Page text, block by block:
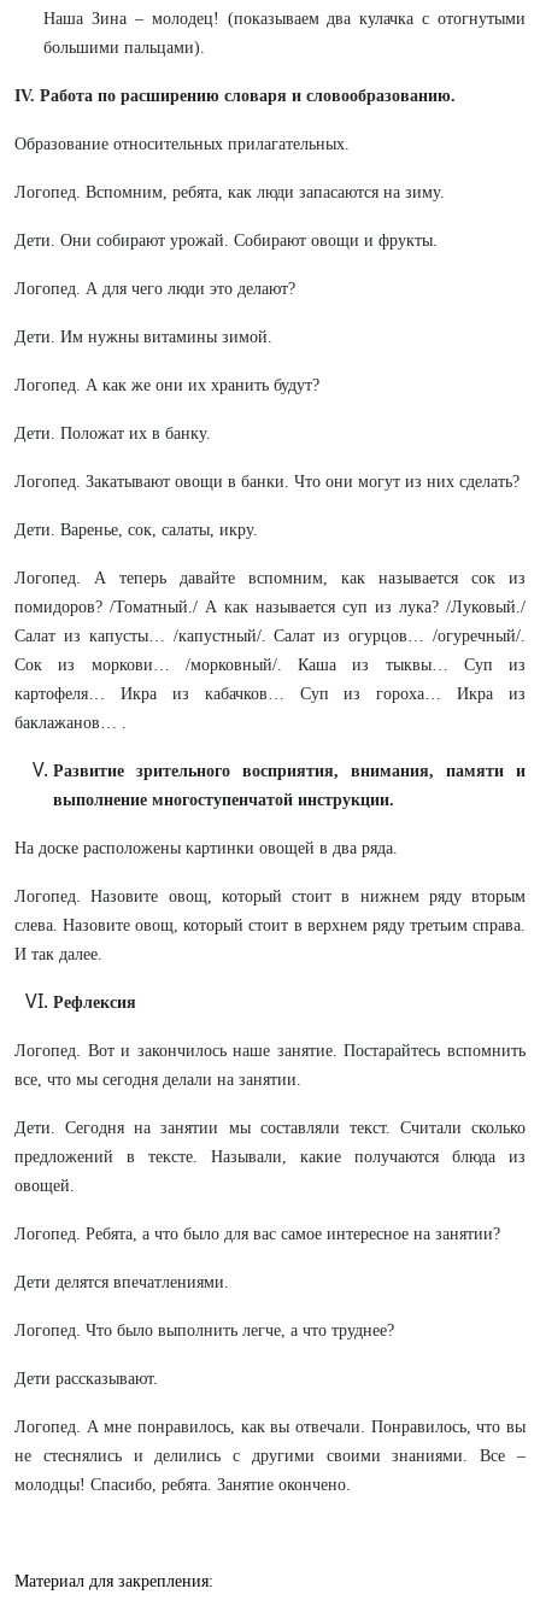
Наша Зина – молодец! (показываем два кулачка с отогнутыми
большими пальцами).
IV. Работа по расширению словаря и словообразованию.
Образование относительных прилагательных.
Логопед. Вспомним, ребята, как люди запасаются на зиму.
Дети. Они собирают урожай. Собирают овощи и фрукты.
Логопед. А для чего люди это делают?
Дети. Им нужны витамины зимой.
Логопед. А как же они их хранить будут?
Дети. Положат их в банку.
Логопед. Закатывают овощи в банки. Что они могут из них сделать?
Дети. Варенье, сок, салаты, икру.
Логопед. А теперь давайте вспомним, как называется сок из
помидоров? /Томатный./ А как называется суп из лука? /Луковый./
Салат из капусты… /капустный/. Салат из огурцов… /огуречный/.
Сок из моркови… /морковный/. Каша из тыквы… Суп из
картофеля… Икра из кабачков… Суп из гороха… Икра из
баклажанов… .
Развитие зрительного восприятия, внимания, памяти и
выполнение многоступенчатой инструкции.
На доске расположены картинки овощей в два ряда.
Логопед. Назовите овощ, который стоит в нижнем ряду вторым
слева. Назовите овощ, который стоит в верхнем ряду третьим справа.
И так далее.
Рефлексия
Логопед. Вот и закончилось наше занятие. Постарайтесь вспомнить
все, что мы сегодня делали на занятии.
Дети. Сегодня на занятии мы составляли текст. Считали сколько
предложений в тексте. Называли, какие получаются блюда из
овощей.
Логопед. Ребята, а что было для вас самое интересное на занятии?
Дети делятся впечатлениями.
Логопед. Что было выполнить легче, а что труднее?
Дети рассказывают.
Логопед. А мне понравилось, как вы отвечали. Понравилось, что вы
не стеснялись и делились с другими своими знаниями. Все –
молодцы! Спасибо, ребята. Занятие окончено.
Материал для закрепления: